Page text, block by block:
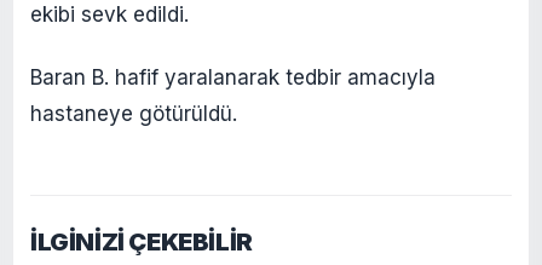
ekibi sevk edildi.
Baran B. hafif yaralanarak tedbir amacıyla
hastaneye götürüldü.
İLGİNİZİ ÇEKEBİLİR